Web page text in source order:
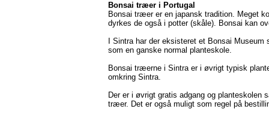
Bonsai træer i Portugal
Bonsai træer er en japansk tradition. Meget
dyrkes de også i potter (skåle). Bonsai kan
I Sintra har der eksisteret et Bonsai
som en ganske normal planteskole.
Bonsai træerne i Sintra er i øvrigt typisk
omkring Sintra.
Der er i øvrigt gratis adgang og
træer. Det er også muligt som regel på